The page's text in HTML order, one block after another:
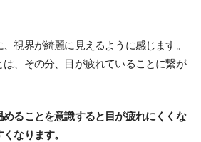
視界が綺麗に見えるように感じます。
、その分、目が疲れていることに繋が
ることを意識すると目が疲れにくくな
なります。